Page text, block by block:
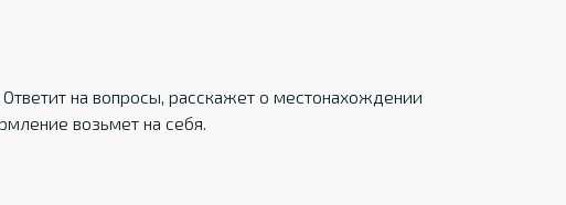
на вопросы, расскажет о местонахождении
возьмет на себя.